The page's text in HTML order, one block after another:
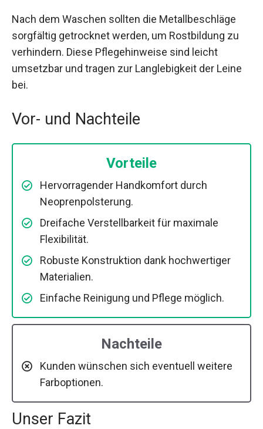
Nach dem Waschen sollten die Metallbeschläge
sorgfältig getrocknet werden, um Rostbildung zu
verhindern. Diese Pflegehinweise sind leicht
umsetzbar und tragen zur Langlebigkeit der Leine
bei.
Vor- und Nachteile
Vorteile
Hervorragender Handkomfort durch
Neoprenpolsterung.
Dreifache Verstellbarkeit für maximale
Flexibilität.
Robuste Konstruktion dank hochwertiger
Materialien.
Einfache Reinigung und Pflege möglich.
Nachteile
Kunden wünschen sich eventuell weitere
Farboptionen.
Unser Fazit